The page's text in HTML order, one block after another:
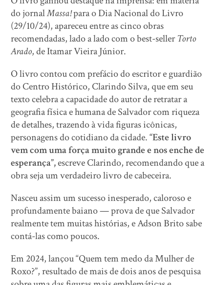
do jornalMassa!para o Dia Nacional do Livro
(29/10/24), apareceu entre as cinco obras
recomendadas, lado a lado com o best-sellerTorto
Arado, de Itamar Vieira Júnior.
O livro contou com prefácio do escritor e guardião
do Centro Histórico, Clarindo Silva, que em seu
texto celebra a capacidade do autor de retratar a
geografia física e humana de Salvador com riqueza
de detalhes, trazendo à vida figuras icônicas,
personagens do cotidiano da cidade.“Este livro
vem com uma força muito grande e nos enche de
esperança”,escreve Clarindo, recomendando que a
obra seja um verdadeiro livro de cabeceira.
Nasceu assim um sucesso inesperado, caloroso e
profundamente baiano — prova de que Salvador
realmente tem muitas histórias, e Adson Brito sabe
contá-las como poucos.
Em 2024, lançou “Quem tem medo da Mulher de
Roxo?”, resultado de mais de dois anos de pesquisa